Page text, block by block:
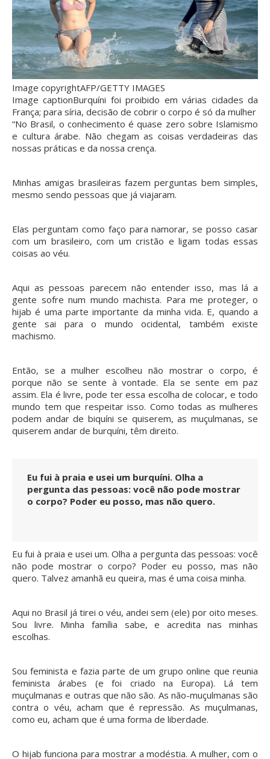
Image copyrightAFP/GETTY IMAGES
Image captionBurquíni foi proibido em várias cidades da
França; para síria, decisão de cobrir o corpo é só da mulher
“No Brasil, o conhecimento é quase zero sobre Islamismo
e cultura árabe. Não chegam as coisas verdadeiras das
nossas práticas e da nossa crença.
Minhas amigas brasileiras fazem perguntas bem simples,
mesmo sendo pessoas que já viajaram.
Elas perguntam como faço para namorar, se posso casar
com um brasileiro, com um cristão e ligam todas essas
coisas ao véu.
Aqui as pessoas parecem não entender isso, mas lá a
gente sofre num mundo machista. Para me proteger, o
hijab é uma parte importante da minha vida. E, quando a
gente sai para o mundo ocidental, também existe
machismo.
Então, se a mulher escolheu não mostrar o corpo, é
porque não se sente à vontade. Ela se sente em paz
assim. Ela é livre, pode ter essa escolha de colocar, e todo
mundo tem que respeitar isso. Como todas as mulheres
podem andar de biquíni se quiserem, as muçulmanas, se
quiserem andar de burquíni, têm direito.
Eu fui à praia e usei um burquíni. Olha a
pergunta das pessoas: você não pode mostrar
o corpo? Poder eu posso, mas não quero.
Eu fui à praia e usei um. Olha a pergunta das pessoas: você
não pode mostrar o corpo? Poder eu posso, mas não
quero. Talvez amanhã eu queira, mas é uma coisa minha.
Aqui no Brasil já tirei o véu, andei sem (ele) por oito meses.
Sou livre. Minha família sabe, e acredita nas minhas
escolhas.
Sou feminista e fazia parte de um grupo online que reunia
feminista árabes (e foi criado na Europa). Lá tem
muçulmanas e outras que não são. As não-muçulmanas são
contra o véu, acham que é repressão. As muçulmanas,
como eu, acham que é uma forma de liberdade.
O hijab funciona para mostrar a modéstia. A mulher, com o